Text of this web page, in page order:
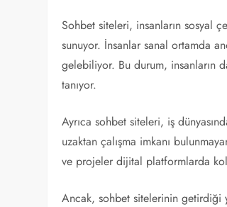
Sohbet siteleri, insanların sosyal
sunuyor. İnsanlar sanal ortamda
gelebiliyor. Bu durum, insanların
tanıyor.
Ayrıca sohbet siteleri, iş
uzaktan çalışma imkanı
ve projeler dijital platformlarda
Ancak, sohbet sitelerinin getirdiği